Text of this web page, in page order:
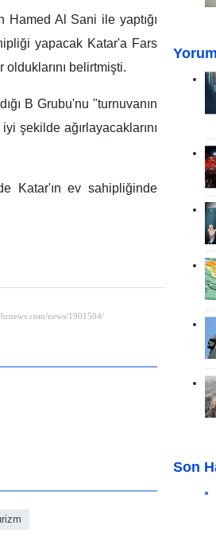
Hamed Al Sani ile yaptığı
yapacak Katar'a Fars
belirtmişti.
B Grubu'nu "turnuvanın
şekilde ağırlayacaklarını
Katar'ın ev sahipliğinde
Yorum
Son